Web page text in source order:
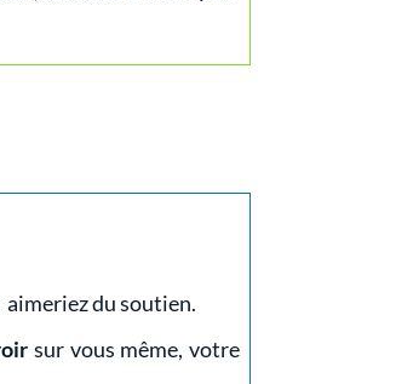
aimeriez du soutien.
sur vous même, votre